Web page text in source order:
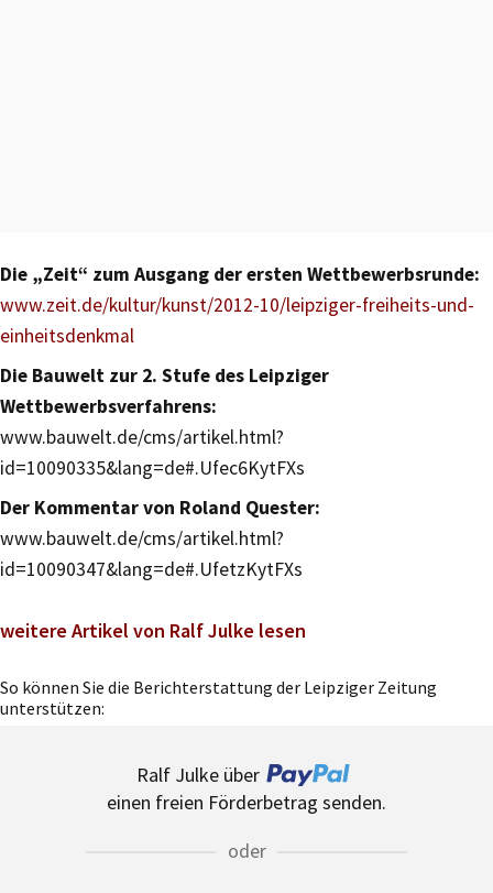
Die „Zeit“ zum Ausgang der ersten Wettbewerbsrunde:
www.zeit.de/kultur/kunst/2012-10/leipziger-freiheits-und-
einheitsdenkmal
Die Bauwelt zur 2. Stufe des Leipziger
Wettbewerbsverfahrens:
www.bauwelt.de/cms/artikel.html?
id=10090335&lang=de#.Ufec6KytFXs
Der Kommentar von Roland Quester:
www.bauwelt.de/cms/artikel.html?
id=10090347&lang=de#.UfetzKytFXs
weitere Artikel von Ralf Julke lesen
So können Sie die Berichterstattung der Leipziger Zeitung
unterstützen:
Ralf Julke über
einen freien Förderbetrag senden.
oder